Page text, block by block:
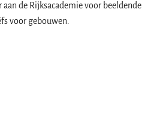
de Rijksacademie voor beeldende
voor gebouwen.